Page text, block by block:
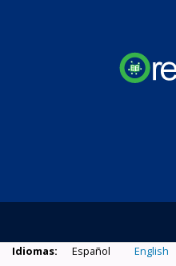
Idiomas: Español English